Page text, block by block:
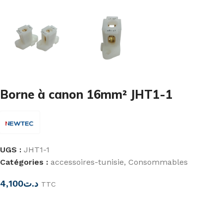
Borne à canon 16mm² JHT1-1
UGS : JHT1-1
Catégories : accessoires-tunisie, Consommables
د.ت4,100 TTC